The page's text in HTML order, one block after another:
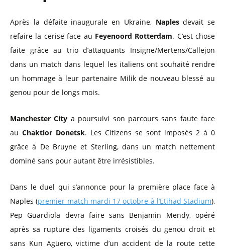
Après la défaite inaugurale en Ukraine, Naplesdevait se
refaire la cerise face au Feyenoord Rotterdam. C’est chose
faite grâce au trio d’attaquants Insigne/Mertens/Callejon
dans un match dans lequel les italiens ont souhaité rendre
un hommage à leur partenaire Milik de nouveau blessé au
genou pour de longs mois.
Manchester City a poursuivi son parcours sans faute face
au Chaktior Donetsk. Les Citizens se sont imposés 2 à 0
grâce à De Bruyne et Sterling, dans un match nettement
dominé sans pour autant être irrésistibles.
Dans le duel qui s’annonce pour la première place face à
Naples (premier match mardi 17 octobre à l’Etihad Stadium),
Pep Guardiola devra faire sans Benjamin Mendy, opéré
après sa rupture des ligaments croisés du genou droit et
sans Kun Agüero, victime d’un accident de la route cette